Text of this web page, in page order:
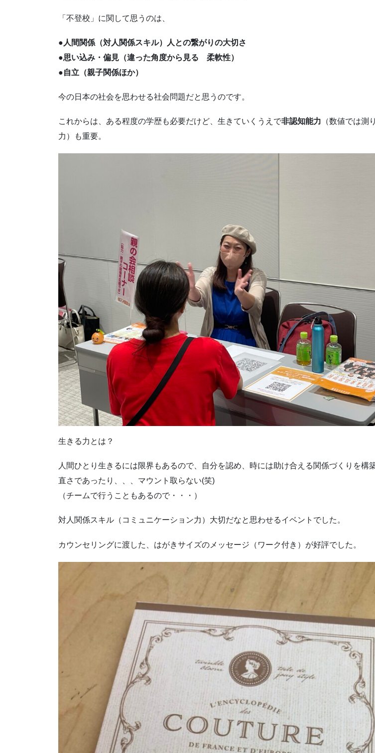
「不登校」に関して思うのは、
●人間関係（対人関係スキル）人との繋がりの大切さ
●思い込み・偏見（違った角度から見る 柔軟性）
●自立（親子関係ほか）
今の日本の社会を思わせる社会問題だと思うのです。
これからは、ある程度の学歴も必要だけど、生きていくうえで非認知能力 （数値では測
力）も重要。
生きる力とは？
人間ひとり生きるには限界もあるので、自分を認め、時には助け合える関係づくりを構
直さであったり、、、マウント取らない(笑)
（チームで行うこともあるので・・・）
対人関係スキル（コミュニケーション力）大切だなと思わせるイベントでした。
カウンセリングに渡した、はがきサイズのメッセージ（ワーク付き）が好評でした。